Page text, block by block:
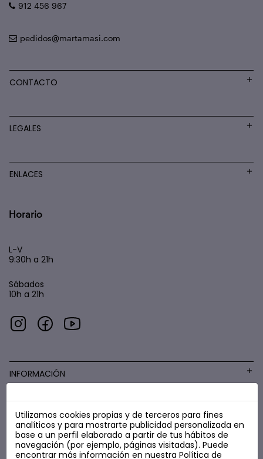
912 456 967
pedidos@martamasi.com
CONTACTO
LEGALES
ENLACES
Horario
L-V
9:30h a 21h
Sábados
10h a 21h
INFORMACIÓN
COSMÉTICA LOW COST
Utilizamos cookies propias y de terceros para fines
analíticos y para mostrarte publicidad personalizada en
base a un perfil elaborado a partir de tus hábitos de
navegación (por ejemplo, páginas visitadas). Puede
encontrar más información en nuestra Política de